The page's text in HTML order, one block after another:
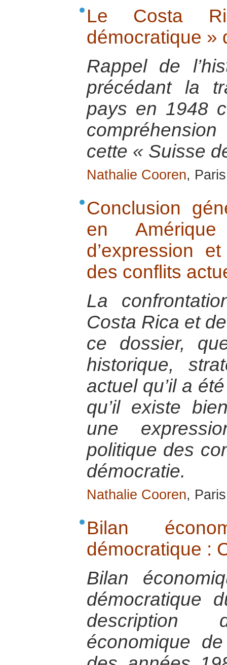
Le Costa
démocratique »
Rappel de
précédant la
pays en 1948
cette « Suisse
Nathalie Cooren,
Conclusion
en
d’expression
des conflits
La
Costa Rica et
ce dossier,
historique,
actuel qu’il a
qu’il existe
une
politique des
démocratie.
Nathalie Cooren,
Bilan
démocratique :
Bilan
démocratique
économique